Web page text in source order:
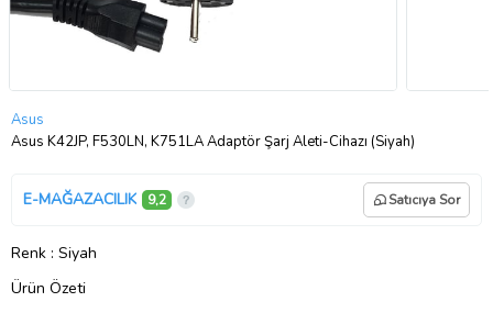
Asus
Asus K42JP, F530LN, K751LA Adaptör Şarj Aleti-Cihazı (Siyah)
E-MAĞAZACILIK 9,2 Satıcıya Sor
Renk : Siyah
Ürün Özeti